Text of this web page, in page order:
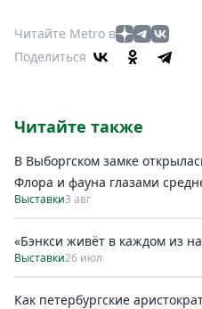
Читайте Metro в
Поделиться
Читайте также
В Выборгском замке
Флора и фауна глазами
Выставки3 авг
«Бэнкси живёт в каждом из
Выставки26 июл
Как петербургские